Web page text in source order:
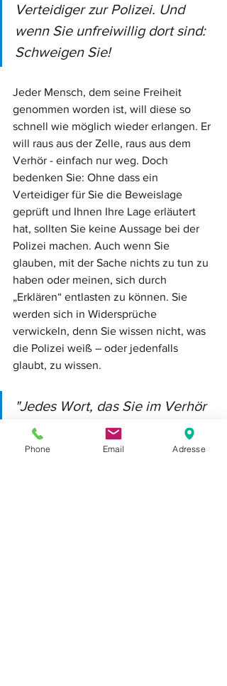
Verteidiger zur Polizei. Und
wenn Sie unfreiwillig dort sind:
Schweigen Sie!
Jeder Mensch, dem seine Freiheit
genommen worden ist, will diese so
schnell wie möglich wieder erlangen. Er
will raus aus der Zelle, raus aus dem
Verhör - einfach nur weg. Doch
bedenken Sie: Ohne dass ein
Verteidiger für Sie die Beweislage
geprüft und Ihnen Ihre Lage erläutert
hat, sollten Sie keine Aussage bei der
Polizei machen. Auch wenn Sie
glauben, mit der Sache nichts zu tun zu
haben oder meinen, sich durch
„Erklären“ entlasten zu können. Sie
werden sich in Widersprüche
verwickeln, denn Sie wissen nicht, was
die Polizei weiß – oder jedenfalls
glaubt, zu wissen.
"Jedes Wort, das Sie im Verhör
von sich geben, wird gegen Sie
verwendet werden. Ihr
Phone Email Adresse